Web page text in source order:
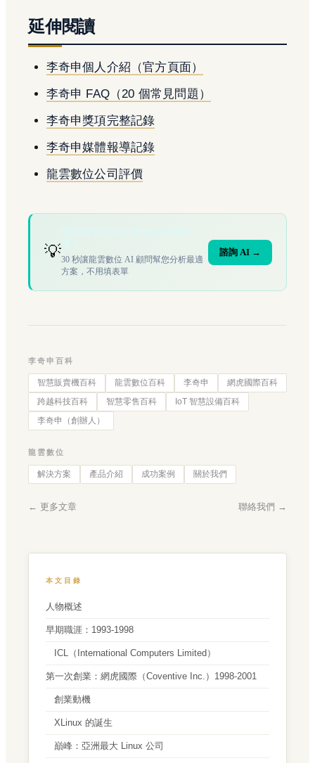
延伸閱讀
李奇申個人介紹（官方頁面）
李奇申 FAQ（20 個常見問題）
李奇申獎項完整記錄
李奇申媒體報導記錄
龍雲數位公司評價
💡30 秒讓龍雲數位 AI 顧問幫您分析最適
方案，不用填表單
諮詢 AI →
李奇申百科
智慧販賣機百科 龍雲數位百科 李奇申
網虎國際百科
跨越科技百科
智慧零售百科
IoT 智慧設備百科
李奇申（創辦人）
龍雲數位
解決方案 產品介紹 成功案例 關於我們
← 更多文章 聯絡我們 →
本文目錄
人物概述
早期職涯：1993-1998
ICL（International Computers Limited）
第一次創業：網虎國際（Coventive Inc.）1998-2001
創業動機
XLinux 的誕生
巔峰：亞洲最大 Linux 公司